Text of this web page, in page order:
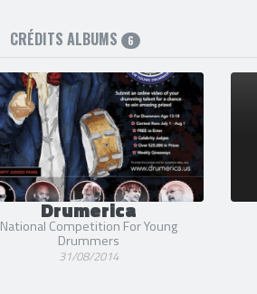
CRÉDITS ALBUMS 6
Drumerica
National Competition For Young
Drummers
31/08/2014